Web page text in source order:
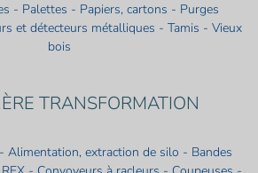
- Palettes - Papiers, cartons - Purges
et détecteurs métalliques - Tamis - Vieux
bois
TRANSFORMATION
Alimentation, extraction de silo - Bandes